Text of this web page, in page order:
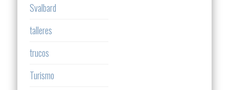
Svalbard
talleres
trucos
Turismo